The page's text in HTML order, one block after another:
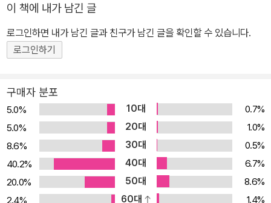
해 우리는 너와 나 사이에 떠다니는 약자의 얼굴을 가만히 들여다보
게 되고, 비로소 세상과 이어진다. ‘소설小說’의 ‘소 小’ 자는 작은 존
재들을 품어 주는, 소설의 태도에서 온 것이라고 우리는 믿는다. “우
“일흔이 코앞인 아내한테 삿대질까지 해 가면서 핏대를 올”릴 정도로
권위적인 남성이다. 그가 아내에게 보냈던 “혐오의 눈빛”은 아내가
데려온 개에게도 거리낌 없이 이어진다. 하지만 그런 ‘그’도 집 밖으로
나오면 “폐지나 주워 근근 먹고사는” 경제적 약자가 된다. ‘그’는 저소
득층인 동시에 아내를 잃은 독거노인 신세이기 때문에 사회적 약자로
서의 정체성이 겹쳐 있는 셈이다. 실제로 대한민국은 OECD 회원국
이 책에 내가 남긴 글
로그인하면 내가 남긴 글과 친구가 남긴 글을 확인할 수 있습니다.
로그인하기
구매자 분포
5.0% 10대
0.7%
5.0%
20대
1.0%
8.6%
30대
0.5%
40.2%
40대
6.7%
20.0%
50대
8.6%
2.4%
60대
1.4%